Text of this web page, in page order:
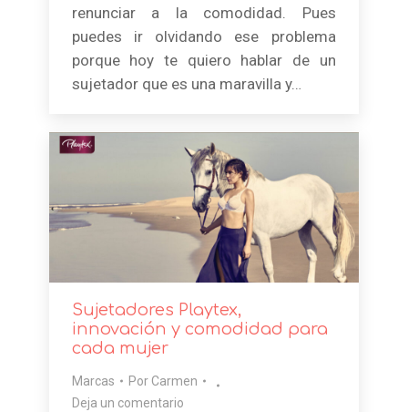
renunciar a la comodidad. Pues
puedes ir olvidando ese problema
porque hoy te quiero hablar de un
sujetador que es una maravilla y…
Sujetadores Playtex,
innovación y comodidad para
cada mujer
Marcas Por Carmen
Deja un comentario